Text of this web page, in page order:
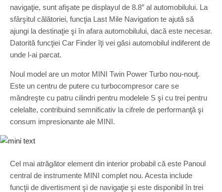
navigaţie, sunt afişate pe displayul de 8.8″ al automobilului. La
sfârşitul călătoriei, funcţia Last Mile Navigation te ajută să
ajungi la destinaţie şi în afara automobilului, dacă este necesar.
Datorită funcţiei Car Finder îţi vei găsi automobilul indiferent de
unde l-ai parcat.
Noul model are un motor MINI Twin Power Turbo nou-nouţ.
Este un centru de putere cu turbocompresor care se
mândreşte cu patru cilindri pentru modelele S şi cu trei pentru
celelalte, contribuind semnificativ la cifrele de performanţă şi
consum impresionante ale MINI.
Cel mai atrăgător element din interior probabil că este Panoul
central de instrumente MINI complet nou. Acesta include
funcţii de divertisment şi de navigaţie şi este disponibil în trei